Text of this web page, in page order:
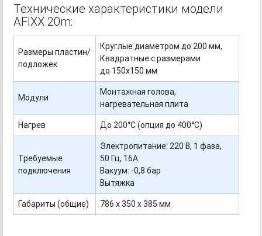
Технические характеристики модели
AFIXX 20m:
Размеры пластин/
подложек
Круглые диаметром до 200 мм,
Квадратные с размерами
до 150х150 мм
Модули
Монтажная голова,
нагревательная плита
Нагрев
До 200°С (опция до 400°С)
Требуемые
подключения
Электропитание: 220 В, 1 фаза,
50 Гц, 16А
Вакуум: -0,8 бар
Вытяжка
Габариты (общие)
786 х 350 х 385 мм